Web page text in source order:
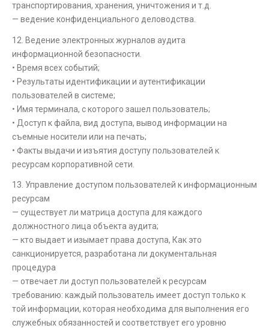
транспортирования, хранения, уничтожения и т.д.
— ведение конфиденциального деловодства.
12. Ведение электронных журналов аудита
информационной безопасности.
• Время всех событий;
• Результаты идентификации и аутентификации
пользователей в системе;
• Имя терминала, с которого зашел пользователь;
• Доступ к файла, вид доступа, вывод информации на
съемные носители или на печать;
• Факты выдачи и изъятия доступу пользователей к
ресурсам корпоративной сети.
13. Управление доступом пользователей к информационным
ресурсам
— существует ли матрица доступа для каждого
должностного лица объекта аудита;
— кто выдает и изымает права доступа, Как это
санкционируется, разработана ли документальная
процедура
— отвечает ли доступ пользователей к ресурсам
требованию: каждый пользователь имеет доступ только к
той информации, которая необходима для выполнения его
служебных обязанностей и соответствует его уровню